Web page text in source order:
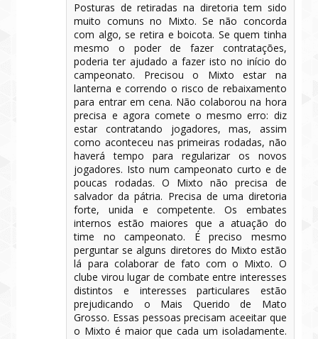
Posturas de retiradas na diretoria tem sido
muito comuns no Mixto. Se não concorda
com algo, se retira e boicota. Se quem tinha
mesmo o poder de fazer contratações,
poderia ter ajudado a fazer isto no início do
campeonato. Precisou o Mixto estar na
lanterna e correndo o risco de rebaixamento
para entrar em cena. Não colaborou na hora
precisa e agora comete o mesmo erro: diz
estar contratando jogadores, mas, assim
como aconteceu nas primeiras rodadas, não
haverá tempo para regularizar os novos
jogadores. Isto num campeonato curto e de
poucas rodadas. O Mixto não precisa de
salvador da pátria. Precisa de uma diretoria
forte, unida e competente. Os embates
internos estão maiores que a atuação do
time no campeonato. É preciso mesmo
perguntar se alguns diretores do Mixto estão
lá para colaborar de fato com o Mixto. O
clube virou lugar de combate entre interesses
distintos e interesses particulares estão
prejudicando o Mais Querido de Mato
Grosso. Essas pessoas precisam aceeitar que
o Mixto é maior que cada um isoladamente.